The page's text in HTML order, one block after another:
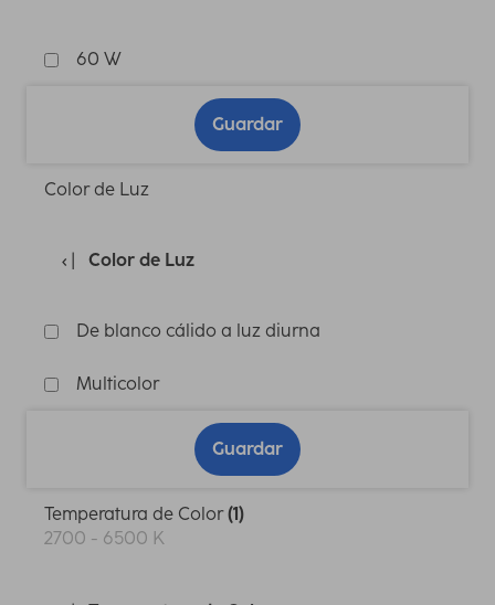
60 W
Guardar
Color de Luz
Color de Luz
De blanco cálido a luz diurna
Multicolor
Guardar
Temperatura de Color(1)
2700 - 6500 K